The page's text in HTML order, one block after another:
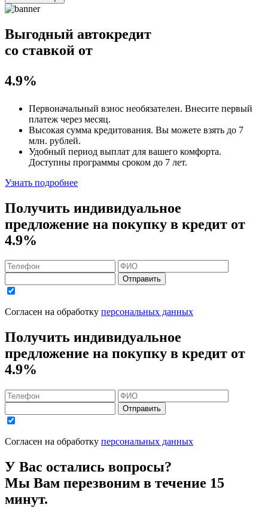
Выгодный автокредит
со ставкой от
4.9%
Первоначальный взнос необязателен. Внесите первый
платеж через месяц.
Высокая сумма кредитования. Вы можете взять до 7
млн. рублей.
Удобный период выплат для вашего комфорта.
Доступны программы сроком до 7 лет.
Узнать подробнее
Получить индивидуальное
предложение на покупку в кредит от
4.9%
Отправить
Согласен на обработку персональных данных
Получить индивидуальное
предложение на покупку в кредит от
4.9%
Отправить
Согласен на обработку персональных данных
У Вас остались вопросы?
Мы Вам перезвоним в течение 15
минут.